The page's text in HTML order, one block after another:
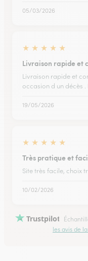
05/03/2026
★ ★ ★ ★ ★
Livraison rapide et
Livraison rapide et
occasion d un décès .
19/05/2026
★ ★ ★ ★ ★
Très pratique et
Site très facile, choix
10/02/2026
Trustpilot
les avis de